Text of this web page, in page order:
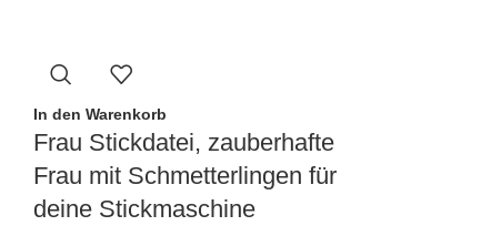
In den Warenkorb
Frau Stickdatei, zauberhafte
Frau mit Schmetterlingen für
deine Stickmaschine